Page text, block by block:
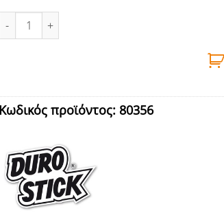
ΣΦΡΑΓΙΣΤΙΚΟ ΓΚΡΙ ΑΝΟΙΧΤΟ 340gr (DS-POLYMER)
Κωδικός προϊόντος: 80356